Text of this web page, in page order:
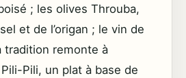
; les olives Throuba,
et de l’origan ; le vin de
tradition remonte à
Pili, un plat à base de